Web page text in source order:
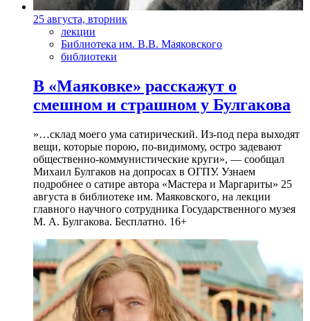
25 августа, вторник
лекции
Библиотека им. В.В. Маяковского
библиотеки
В «Маяковке» расскажут о
смешном и страшном у Булгакова
»…склад моего ума сатирический. Из-под пера выходят
вещи, которые порою, по-видимому, остро задевают
общественно-коммунистические круги», — сообщал
Михаил Булгаков на допросах в ОГПУ. Узнаем
подробнее о сатире автора «Мастера и Маргариты» 25
августа в библиотеке им. Маяковского, на лекции
главного научного сотрудника Государственного музея
М. А. Булгакова. Бесплатно. 16+